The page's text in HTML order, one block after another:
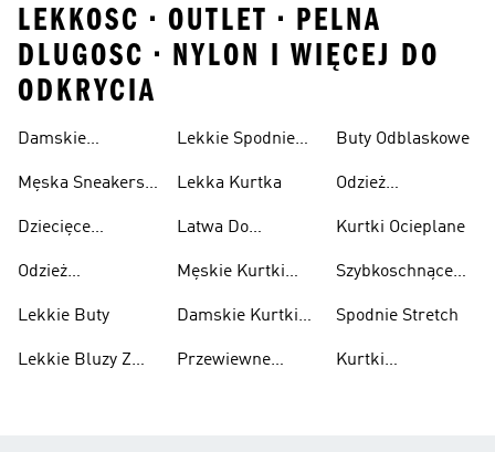
LEKKOSC • OUTLET • PELNA
DLUGOSC • NYLON I WIĘCEJ DO
ODKRYCIA
Damskie
Przewiewne
Męska Sneakersy
Dziecięce
Przewiewne
Odzież
Lekkie Buty
Lekkie Bluzy Z
Lekkie Spodnie
Lekka Kurtka
Latwa Do
Kurtki
Męskie Kurtki
Damskie Kurtki
Przewiewne
Buty Odblaskowe
Odzież
Kurtki Ocieplane
Szybkoschnące
Spodnie Stretch
Kurtki